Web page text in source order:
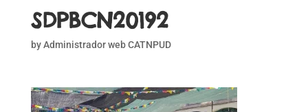
SDPBCN20192
byAdministrador web CATNPUD